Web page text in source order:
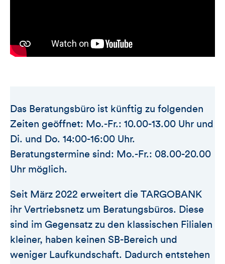
Das Beratungsbüro ist künftig zu folgenden
Zeiten geöffnet: Mo.-Fr.: 10.00-13.00 Uhr und
Di. und Do. 14:00-16:00 Uhr.
Beratungstermine sind: Mo.-Fr.: 08.00-20.00
Uhr möglich.
Seit März 2022 erweitert die TARGOBANK
ihr Vertriebsnetz um Beratungsbüros. Diese
sind im Gegensatz zu den klassischen Filialen
kleiner, haben keinen SB-Bereich und
weniger Laufkundschaft. Dadurch entstehen